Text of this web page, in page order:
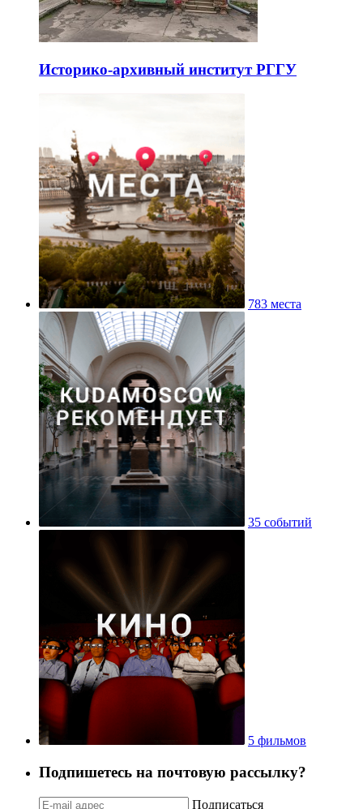
Историко-архивный институт РГГУ
783 места
35 событий
5 фильмов
Подпишетесь на почтовую рассылку?
Подписаться